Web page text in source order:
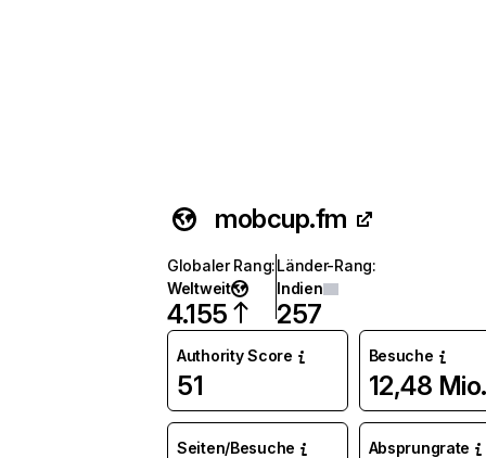
mobcup.fm
Globaler Rang:
Weltweit
4.155
Länder-Rang:
Indien
257
Authority Score
51
Besuche
12,48 Mio.
Seiten/Besuche Absprungrate